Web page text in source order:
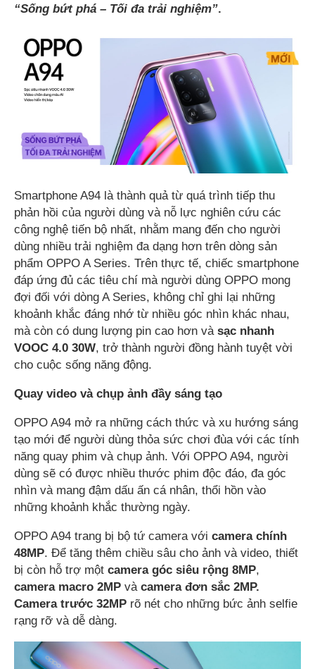
“Sống bứt phá – Tối đa trải nghiệm”.
Smartphone A94 là thành quả từ quá trình tiếp thu
phản hồi của người dùng và nỗ lực nghiên cứu các
công nghệ tiến bộ nhất, nhằm mang đến cho người
dùng nhiều trải nghiệm đa dạng hơn trên dòng sản
phẩm OPPO A Series. Trên thực tế, chiếc smartphone
đáp ứng đủ các tiêu chí mà người dùng OPPO mong
đợi đối với dòng A Series, không chỉ ghi lại những
khoảnh khắc đáng nhớ từ nhiều góc nhìn khác nhau,
mà còn có dung lượng pin cao hơn và sạc nhanh
VOOC 4.0 30W, trở thành người đồng hành tuyệt vời
cho cuộc sống năng động.
Quay video và chụp ảnh đầy sáng tạo
OPPO A94 mở ra những cách thức và xu hướng sáng
tạo mới để người dùng thỏa sức chơi đùa với các tính
năng quay phim và chụp ảnh. Với OPPO A94, người
dùng sẽ có được nhiều thước phim độc đáo, đa góc
nhìn và mang đậm dấu ấn cá nhân, thổi hồn vào
những khoảnh khắc thường ngày.
OPPO A94 trang bị bộ tứ camera với camera chính
48MP. Để tăng thêm chiều sâu cho ảnh và video, thiết
bị còn hỗ trợ một camera góc siêu rộng 8MP,
camera macro 2MP và camera đơn sắc 2MP.
Camera trước 32MP rõ nét cho những bức ảnh selfie
rạng rỡ và dễ dàng.